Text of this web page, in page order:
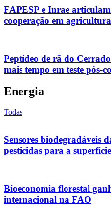
FAPESP e Inrae
cooperação em
Peptídeo de rã do
mais tempo em teste pós-
Energia
Todas
Sensores biodegradáveis
pesticidas para a
Bioeconomia florestal
internacional na FAO